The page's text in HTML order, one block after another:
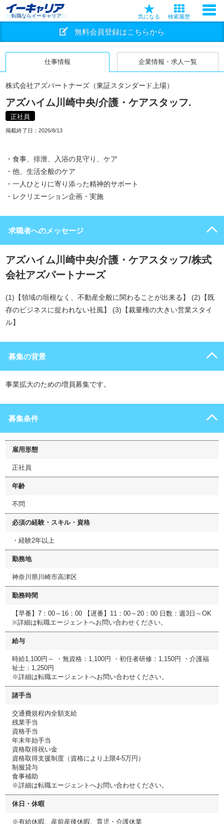
転職ならイーキャリア 気になる 検索履歴
無料会員登録はこちらから
仕事情報 企業情報・求人一覧
株式会社アズパートナーズ（東証スタンダード上場）
アズハイム川崎中央/介護・ケアスタッフ.
正社員
掲載終了日： 2026/8/13
・食事、排泄、入浴の見守り、ケア
・他、生活全般のケア
・一人ひとりに寄り添った精神的サポート
・レクリエーション企画・実施
求職者へのメッセージ
アズハイム川崎中央/介護・ケアスタッフ/株式
会社アズパートナーズ
(1)【領域の垣根なく、不動産全般に関わることが出来る】 (2)【既
存のビジネスに捉われない社風】 (3)【裁量権の大きい営業スタイ
ル】
募集の背景
事業拡大のための増員募集です。
募集条件
雇用形態
正社員
年齢
不問
必須の経験・スキル・資格
・経験2年以上
勤務地
神奈川県川崎市高津区
勤務時間
【早番】7：00～16：00 【遅番】11：00～20：00 日数：週3日～OK
※詳細は転職エージェントへお問い合わせください。
給与
時給1,100円～ ・無資格：1,100円 ・初任者研修：1,150円 ・介護福
祉士：1,250円
※詳細は転職エージェントへお問い合わせください。
諸手当
交通費規程内全額支給
残業手当
資格手当
年末年始手当
資格取得祝い金
資格取得支援制度（資格により上限4-5万円）
制服貸与
食事補助
※詳細は転職エージェントへお問い合わせください。
休日・休暇
※有給休暇、産前産後休暇、育児・介護休業